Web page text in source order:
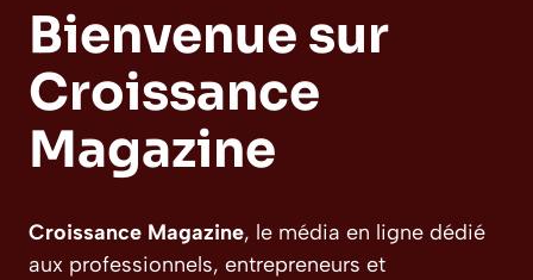
Bienvenue sur
Croissance
Magazine
Croissance Magazine, le média en ligne dédié
aux professionnels, entrepreneurs et